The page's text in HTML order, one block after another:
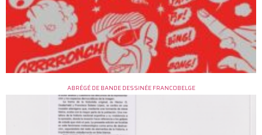
ABRÉGÉ DE BANDE DESSINÉE FRANCOBELGE